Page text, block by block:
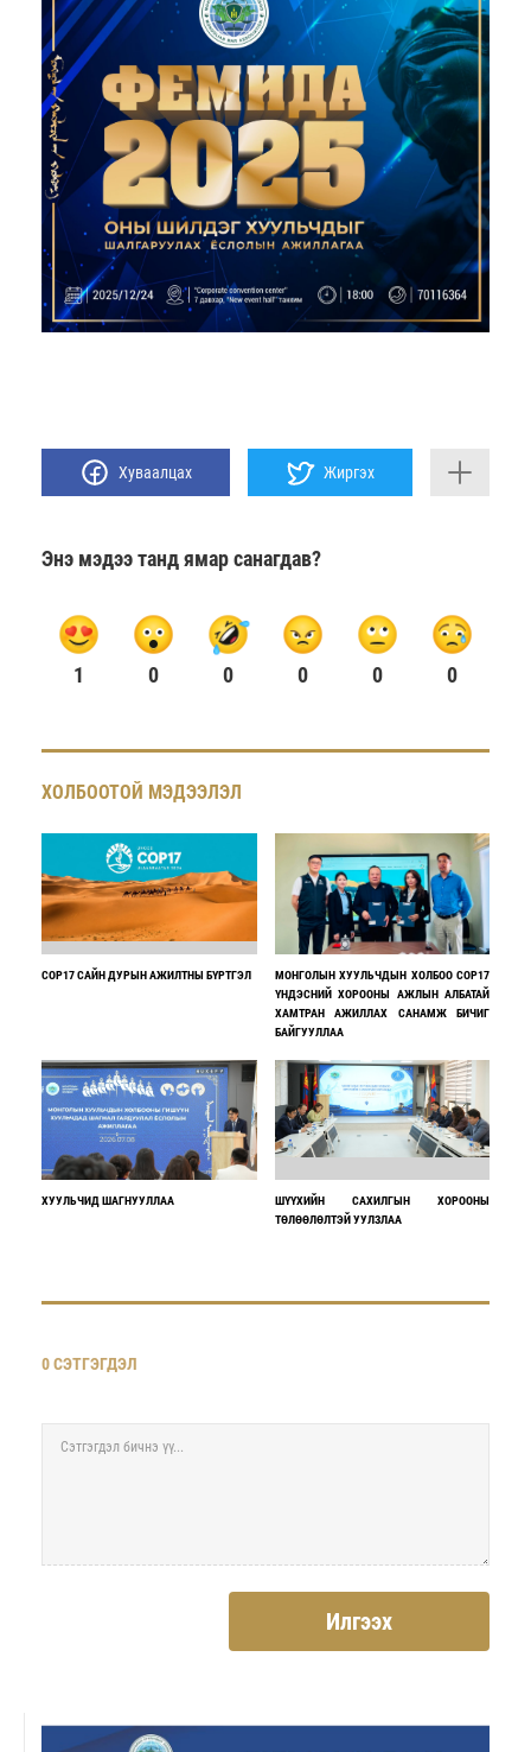
Хуваалцах Жиргэх
Энэ мэдээ танд ямар санагдав?
1 0 0 0 0 0
ХОЛБООТОЙ МЭДЭЭЛЭЛ
COP17 САЙН ДУРЫН АЖИЛТНЫ БҮРТГЭЛ
МОНГОЛЫН ХУУЛЬЧДЫН ХОЛБОО COP17
ҮНДЭСНИЙ ХОРООНЫ АЖЛЫН АЛБАТАЙ
ХАМТРАН АЖИЛЛАХ САНАМЖ БИЧИГ
БАЙГУУЛЛАА
ХУУЛЬЧИД ШАГНУУЛЛАА
ШҮҮХИЙН САХИЛГЫН ХОРООНЫ
ТӨЛӨӨЛӨЛТЭЙ УУЛЗЛАА
0 СЭТГЭГДЭЛ
Илгээх